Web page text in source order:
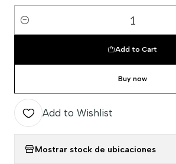
Quantity
Add to Cart
Buy now
Add to Wishlist
Mostrar stock de ubicaciones